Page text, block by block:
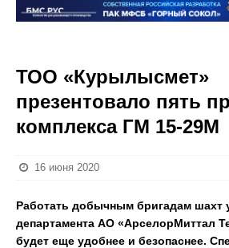
ТОО «Курылысмет»
презентовало пять
комплекса ГМ 15-29М
16 июня 2020
Работать добычным бригадам шахт
департамента АО «АрселорМиттал
будет еще удобнее и безопаснее.